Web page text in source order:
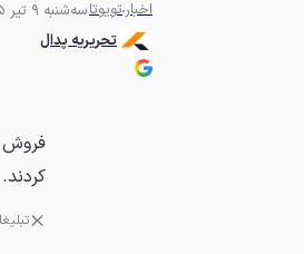
اخبارتویوتاسه‌شنبه 9 تیر 1405 - 13:00
تحریریه پدال
فروش
کردند.